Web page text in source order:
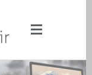
Get It Fixed Now